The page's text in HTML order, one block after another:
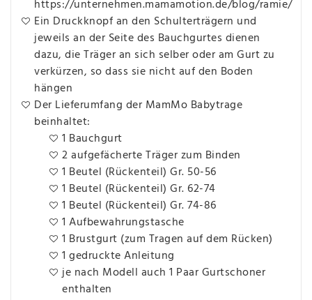
https://unternehmen.mamamotion.de/blog/ramie/
Ein Druckknopf an den Schulterträgern und
jeweils an der Seite des Bauchgurtes dienen
dazu, die Träger an sich selber oder am Gurt zu
verkürzen, so dass sie nicht auf den Boden
hängen
Der Lieferumfang der MamMo Babytrage
beinhaltet:
1 Bauchgurt
2 aufgefächerte Träger zum Binden
1 Beutel (Rückenteil) Gr. 50-56
1 Beutel (Rückenteil) Gr. 62-74
1 Beutel (Rückenteil) Gr. 74-86
1 Aufbewahrungstasche
1 Brustgurt (zum Tragen auf dem Rücken)
1 gedruckte Anleitung
je nach Modell auch 1 Paar Gurtschoner
enthalten